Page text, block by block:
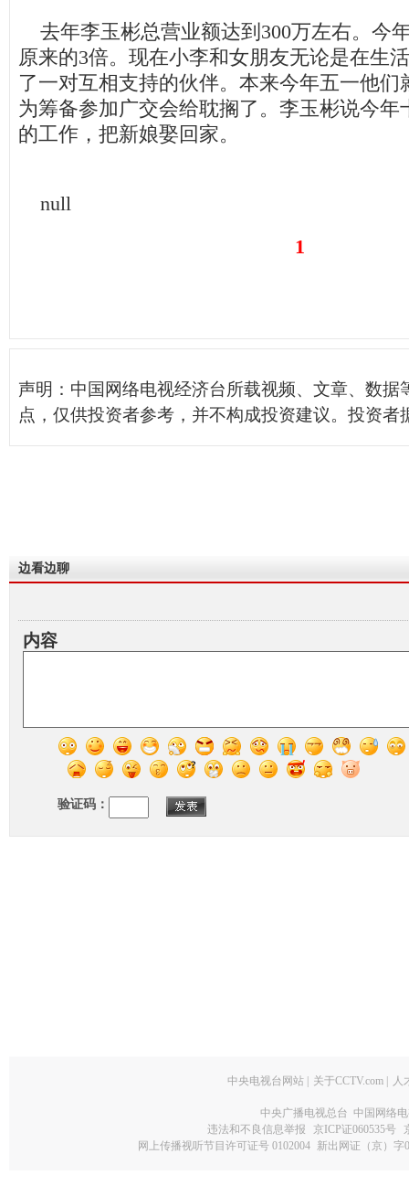
去年李玉彬总营业额达到300万左右。今
原来的3倍。现在小李和女朋友无论是在生
了一对互相支持的伙伴。本来今年五一他们
为筹备参加广交会给耽搁了。李玉彬说今年
的工作，把新娘娶回家。
null
1
声明：中国网络电视经济台所载视频、文章、数据
点，仅供投资者参考，并不构成投资建议。投资者
边看边聊
内容
验证码：
中央电视台网站 关于CCTV.com 人
中央广播电视总台 中国网络
违法和不良信息举报
京ICP证060535号
网上传播视听节目许可证号 0102004 新出网证（京）